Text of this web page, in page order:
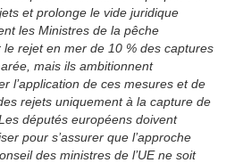
et prolonge le vide juridique
les Ministres de la pêche
rejet en mer de 10 % des captures
mais ils ambitionnent
l’application de ces mesures et de
rejets uniquement à la capture de
députés européens doivent
pour s’assurer que l’approche
des ministres de l’UE ne soit